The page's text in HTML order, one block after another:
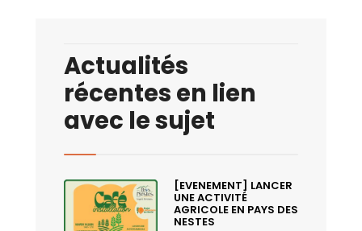
Actualités
récentes en lien
avec le sujet
[EVENEMENT] LANCER
UNE ACTIVITÉ
AGRICOLE EN PAYS DES
NESTES